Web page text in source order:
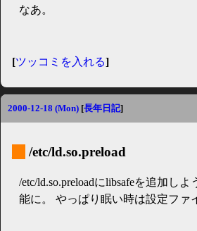
なあ。
[ツッコミを入れる]
2000-12-18 (Mon) [長年日記]
/etc/ld.so.preload
/etc/ld.so.preloadにlibsafeを追加し
能に。 やっぱり眠い時は設定ファ